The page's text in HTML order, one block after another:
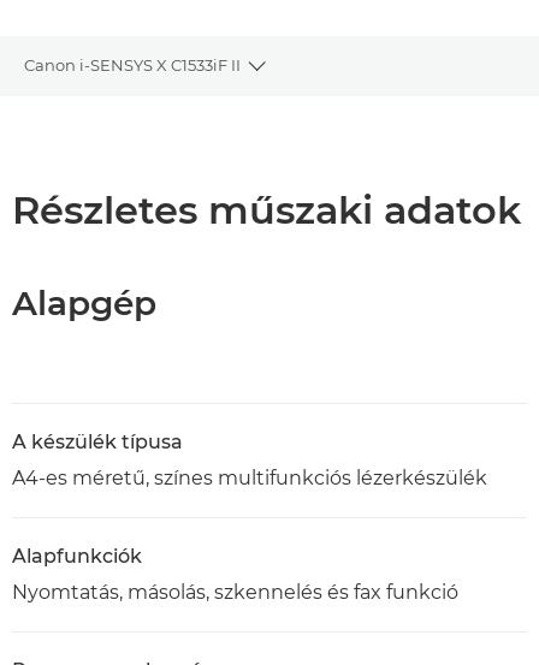
Canon i-SENSYS X C1533iF II
Toggle breadcrumbs
PDF letöltése
Részletes műszaki adatok
Alapgép
A készülék típusa
A4-es méretű, színes multifunkciós lézerkészülék
Alapfunkciók
Nyomtatás, másolás, szkennelés és fax funkció